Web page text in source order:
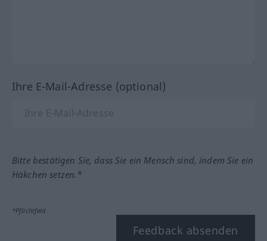
Ihre E-Mail-Adresse (optional)
Bitte bestätigen Sie, dass Sie ein Mensch sind, indem Sie ein
Häkchen setzen.*
*Pflichtfeld
Feedback absenden